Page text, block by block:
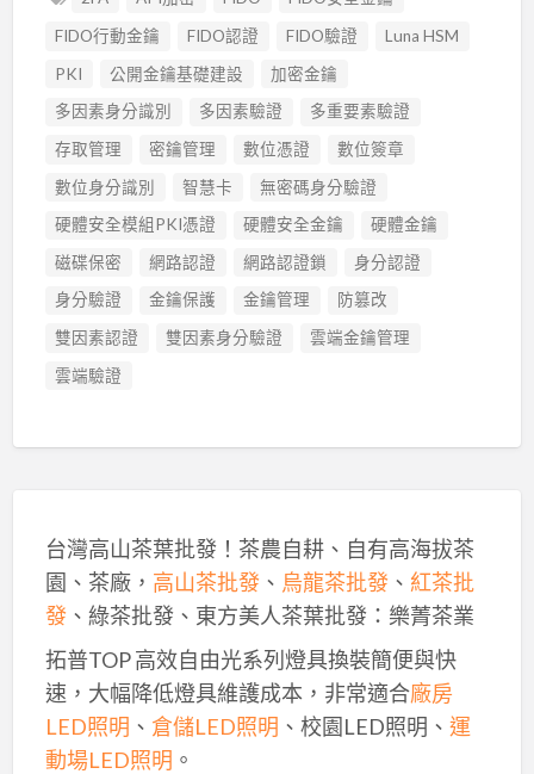
FIDO行動金鑰
FIDO認證 FIDO驗證
Luna HSM
PKI
公開金鑰基礎建設
加密金鑰
多因素身分識別
多因素驗證
多重要素驗證
存取管理
密鑰管理 數位憑證
數位簽章
數位身分識別
智慧卡
無密碼身分驗證
硬體安全模組PKI憑證
硬體安全金鑰
硬體金鑰
磁碟保密
網路認證 網路認證鎖
身分認證
身分驗證
金鑰保護 金鑰管理
防篡改
雙因素認證
雙因素身分驗證
雲端金鑰管理
雲端驗證
台灣高山茶葉批發！茶農自耕、自有高海拔茶
園、茶廠， 高山茶批發、 烏龍茶批發、 紅茶批
發、綠茶批發、東方美人茶葉批發：樂菁茶業
拓普TOP 高效自由光系列燈具換裝簡便與快
速，大幅降低燈具維護成本，非常適合廠房
LED照明 、 倉儲LED照明 、校園LED照明、 運
動場LED照明 。